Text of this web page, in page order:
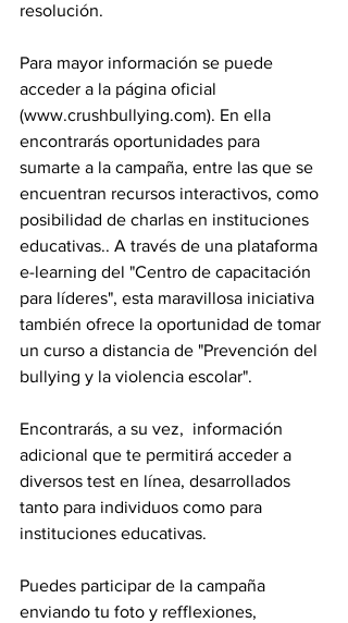
resolución.
Para mayor información se puede
acceder a la página oficial
(www.crushbullying.com). En ella
encontrarás oportunidades para
sumarte a la campaña, entre las que se
encuentran recursos interactivos, como
posibilidad de charlas en instituciones
educativas.. A través de una plataforma
e-learning del "Centro de capacitación
para líderes", esta maravillosa iniciativa
también ofrece la oportunidad de tomar
un curso a distancia de "Prevención del
bullying y la violencia escolar".
Encontrarás, a su vez,  información
adicional que te permitirá acceder a
diversos test en línea, desarrollados
tanto para individuos como para
instituciones educativas.
Puedes participar de la campaña
enviando tu foto y refflexiones,